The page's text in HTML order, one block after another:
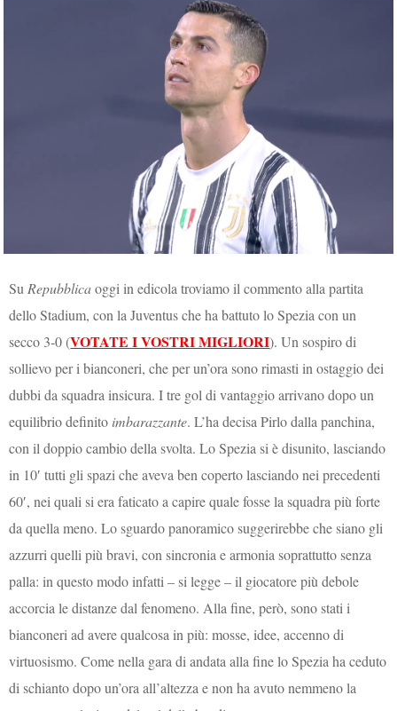
Su Repubblicaoggi in edicola troviamo il commento alla partita
dello Stadium, con la Juventus che ha battuto lo Spezia con un
secco 3-0 (VOTATE I VOSTRI MIGLIORI). Un sospiro di
sollievo per i bianconeri, che per un’ora sono rimasti in ostaggio dei
dubbi da squadra insicura. I tre gol di vantaggio arrivano dopo un
equilibrio definito imbarazzante. L’ha decisa Pirlo dalla panchina,
con il doppio cambio della svolta. Lo Spezia si è disunito, lasciando
in 10′ tutti gli spazi che aveva ben coperto lasciando nei precedenti
60′, nei quali si era faticato a capire quale fosse la squadra più forte
da quella meno. Lo sguardo panoramico suggerirebbe che siano gli
azzurri quelli più bravi, con sincronia e armonia soprattutto senza
palla: in questo modo infatti – si legge – il giocatore più debole
accorcia le distanze dal fenomeno. Alla fine, però, sono stati i
bianconeri ad avere qualcosa in più: mosse, idee, accenno di
virtuosismo. Come nella gara di andata alla fine lo Spezia ha ceduto
di schianto dopo un’ora all’altezza e non ha avuto nemmeno la